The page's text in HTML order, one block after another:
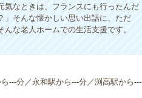
気なときは、フランスにも行ったんだ
」そんな懐かしい思い出話に、ただ
な老人ホームでの生活支援です。
---分／永和駅から---分／渕高駅から---